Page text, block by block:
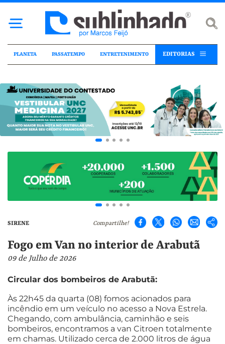
PLANETA PASSATEMPO ENTRETENIMENTO EDITORIAS
SIRENE Compartilhe!
Fogo em Van no interior de Arabutã
09 de Julho de 2026
Circular dos bombeiros de Arabutã:
Às 22h45 da quarta (08) fomos acionados para
incêndio em um veículo no acesso a Nova Estrela.
Chegando, com ambulância, caminhão e seis
bombeiros, encontramos a van Citroen totalmente
em chamas. Utilizado cerca de 2.000 litros de água